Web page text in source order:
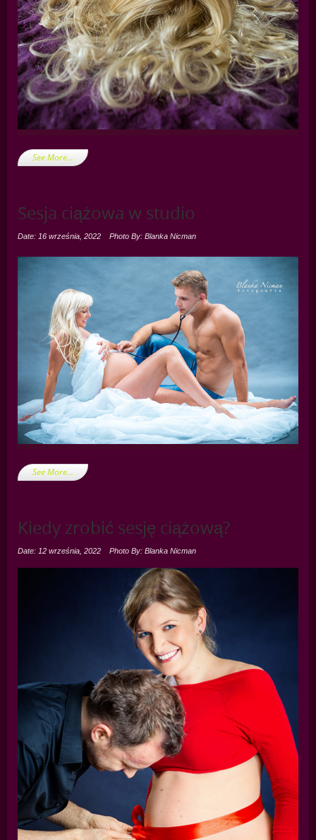
See More…
Sesja ciążowa w studio
Date: 16 września, 2022 Photo By: Blanka Nicman
See More…
Kiedy zrobić sesję ciążową?
Date: 12 września, 2022 Photo By: Blanka Nicman